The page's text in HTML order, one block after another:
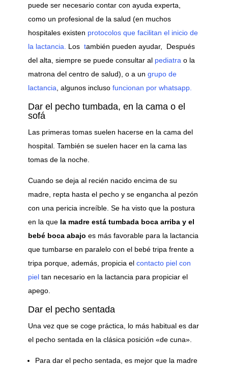
puede ser necesario contar con ayuda experta,
como un profesional de la salud (en muchos
hospitales existen protocolos que facilitan el inicio de
la lactancia. Lostambién pueden ayudar, Después
del alta, siempre se puede consultar al pediatra o la
matrona del centro de salud), o a un grupo de
lactancia , algunos incluso funcionan por whatsapp.
Dar el pecho tumbada, en la cama o el
sofá
Las primeras tomas suelen hacerse en la cama del
hospital. También se suelen hacer en la cama las
tomas de la noche.
Cuando se deja al recién nacido encima de su
madre, repta hasta el pecho y se engancha al pezón
con una pericia increíble. Se ha visto que la postura
en la que la madre está tumbada boca arriba y el
bebé boca abajo es más favorable para la lactancia
que tumbarse en paralelo con el bebé tripa frente a
tripa porque, además, propicia el contacto piel con
pieltan necesario en la lactancia para propiciar el
apego.
Dar el pecho sentada
Una vez que se coge práctica, lo más habitual es dar
el pecho sentada en la clásica posición «de cuna».
Para dar el pecho sentada, es mejor que la madre